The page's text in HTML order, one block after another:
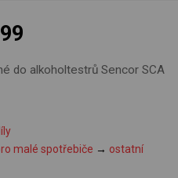
do alkoholtestrů Sencor SCA
malé spotřebiče → ostatní